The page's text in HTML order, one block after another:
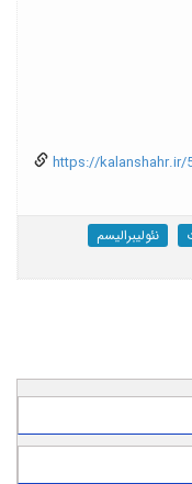
https://kalanshahr.ir/
نئولیبرالیسم